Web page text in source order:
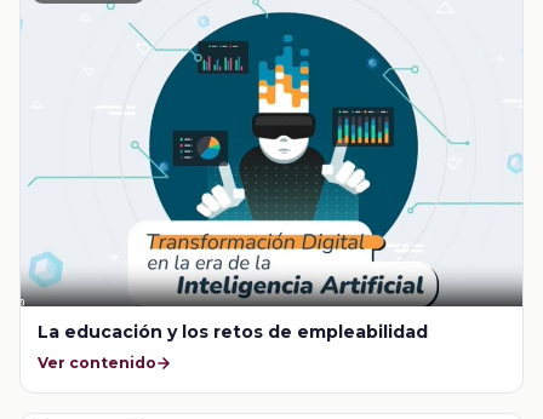
La educación y los retos de empleabilidad
Ver contenido